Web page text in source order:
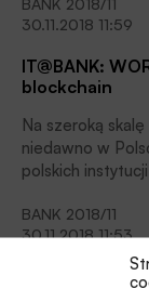
30.11.2018 11:59
IT@BANK:
blockchain
Na szeroką
niedawno w
polskich
BANK 2018/11
30.11.2018 11:53
IT@BANK: